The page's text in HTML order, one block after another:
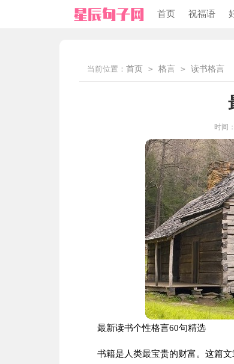
首页 祝福语
当前位置： 首页 > 格言 > 读书格言
时间
最新读书个性格言60句精选
书籍是人类最宝贵的财富。这篇